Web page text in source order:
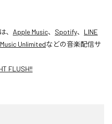
、 Apple Music、 Spotify、 LINE
Unlimitedなどの音楽配信サ
FLUSH!!